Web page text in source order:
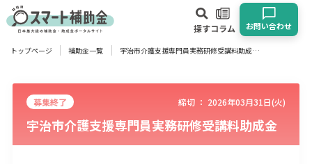
探すコラム お問い合わせ
対象
企業 団体 個人 その他
エリア
トップページ 補助金一覧 宇治市介護支援専門員実務研修受講料助成金
募集終了 締切 ： 2026年03月31日(火)
宇治市介護支援専門員実務研修受講料助成金